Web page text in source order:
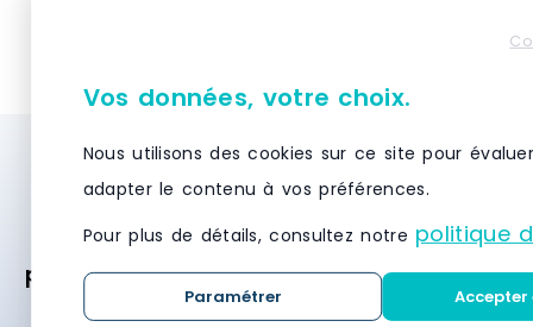
version
latéraux :
droit et kit
paniers par
Besoin d’un système de stockage et de
rayonnage ? Demandez des devis
gratuitement et recevez des offres
personnalisées des meilleurs fournisseurs
en moins de 24 heures.
Vos données, votre choix.
Nous utilisons des cookies sur ce site pour
adapter le contenu à vos préférences.
Pour plus de détails, consultez notre politique
Paramétrer